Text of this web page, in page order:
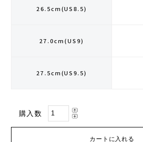
ナガノトマト
HOKA(ホカ)
INSTINCT(インスティンクト)
26.5cm(US8.5)
27.0cm(US9)
27.5cm(US9.5)
購入数